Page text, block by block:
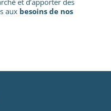
aux besoins de nos